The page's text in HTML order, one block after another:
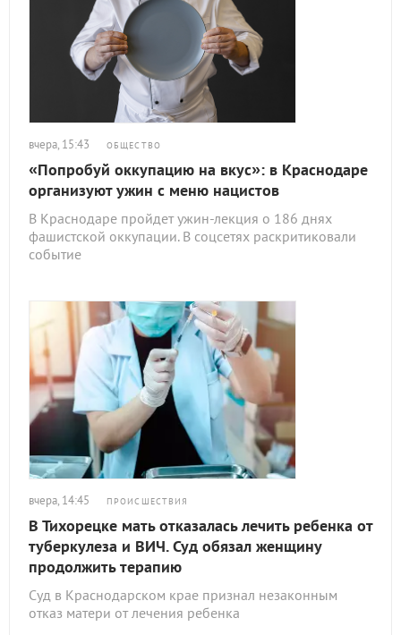
вчера, 15:43 ОБЩЕСТВО
«Попробуй оккупацию на вкус»: в Краснодаре
организуют ужин с меню нацистов
В Краснодаре пройдет ужин-лекция о 186 днях
фашистской оккупации. В соцсетях раскритиковали
событие
вчера, 14:45 ПРОИСШЕСТВИЯ
В Тихорецке мать отказалась лечить ребенка от
туберкулеза и ВИЧ. Суд обязал женщину
продолжить терапию
Суд в Краснодарском крае признал незаконным
отказ матери от лечения ребенка